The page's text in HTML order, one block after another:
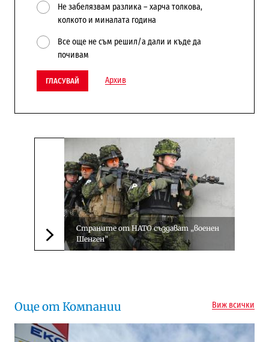
Не забелязвам разлика – харча толкова,
колкото и миналата година
Все още не съм решил/а дали и къде да
почивам
ГЛАСУВАЙ Архив
Следваща новина
Страните от НАТО създават „военен
Шенген”
Още от Компании Виж всички